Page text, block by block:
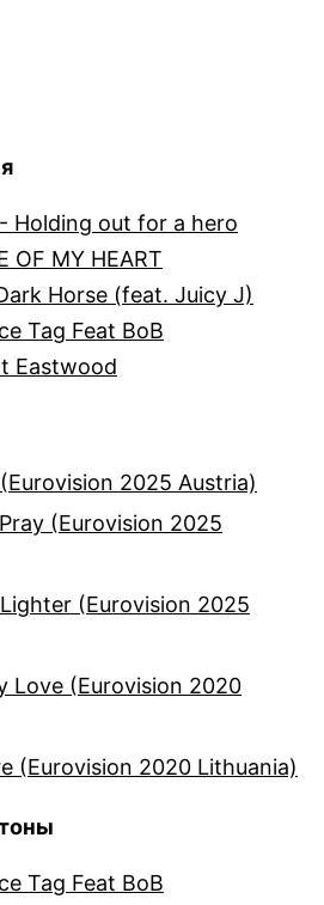
Holding out for a hero
OF MY HEART
Horse (feat. Juicy J)
Tag Feat BoB
Eastwood
2025 Austria)
(Eurovision 2025
(Eurovision 2025
Love (Eurovision 2020
(Eurovision 2020 Lithuania)
Tag Feat BoB